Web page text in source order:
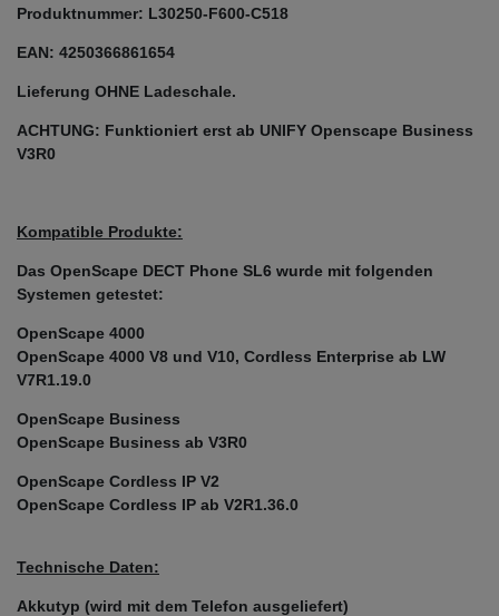
Produktnummer: L30250-F600-C518
EAN: 4250366861654
Lieferung OHNE Ladeschale.
ACHTUNG: Funktioniert erst ab UNIFY Openscape Business
V3R0
Kompatible Produkte:
Das OpenScape DECT Phone SL6 wurde mit folgenden
Systemen getestet:
OpenScape 4000
OpenScape 4000 V8 und V10, Cordless Enterprise ab LW
V7R1.19.0
OpenScape Business
OpenScape Business ab V3R0
OpenScape Cordless IP V2
OpenScape Cordless IP ab V2R1.36.0
Technische Daten:
Akkutyp (wird mit dem Telefon ausgeliefert)